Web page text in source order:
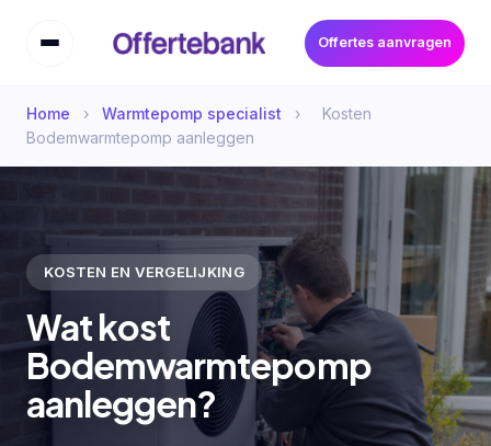
Offertes aanvragen
Home › Warmtepomp specialist ›
Kosten
Bodemwarmtepomp aanleggen
KOSTEN EN VERGELIJKING
Wat kost
Bodemwarmtepomp
aanleggen?